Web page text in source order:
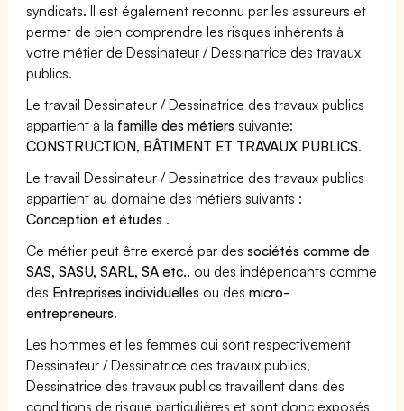
syndicats. Il est également reconnu par les assureurs et
permet de bien comprendre les risques inhérents à
votre métier de Dessinateur / Dessinatrice des travaux
publics.
Le travail Dessinateur / Dessinatrice des travaux publics
appartient à la famille des métiers suivante:
CONSTRUCTION, BÂTIMENT ET TRAVAUX PUBLICS.
Le travail Dessinateur / Dessinatrice des travaux publics
appartient au domaine des métiers suivants :
Conception et études .
Ce métier peut être exercé par dessociétés comme de
SAS, SASU, SARL, SA etc.. ou des indépendants comme
des Entreprises individuelles ou desmicro-
entrepreneurs.
Les hommes et les femmes qui sont respectivement
Dessinateur / Dessinatrice des travaux publics,
Dessinatrice des travaux publics travaillent dans des
conditions de risque particulières et sont donc exposés